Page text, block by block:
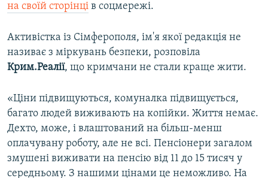
на своїй сторінці в соцмережі.
Активістка із Сімферополя, ім'я якої редакція не
називає з міркувань безпеки, розповіла
Крим.Реалії, що кримчани не стали краще жити.
«Ціни підвищуються, комуналка підвищується,
багато людей виживають на копійки. Життя немає.
Дехто, може, і влаштований на більш-менш
оплачувану роботу, але не всі. Пенсіонери загалом
змушені виживати на пенсію від 11 до 15 тисяч у
середньому. З нашими цінами це неможливо. На